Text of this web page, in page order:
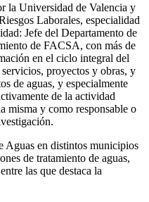
la Universidad de Valencia y
Laborales, especialidad
Jefe del Departamento de
de FACSA, con más de
en el ciclo integral del
proyectos y obras, y
de aguas, y especialmente
de la actividad
misma y como responsable o
Aguas en distintos municipios
de tratamiento de aguas,
las que destaca la